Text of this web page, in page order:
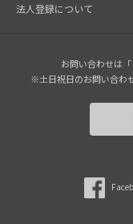
法人登録について
お問い合わせは
※土日祝日のお問い合わ